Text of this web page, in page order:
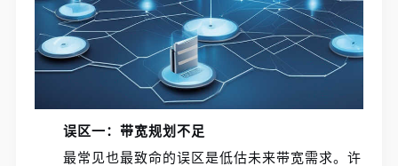
误区一：带宽规划不足
最常见也最致命的误区是低估未来带宽需求。许